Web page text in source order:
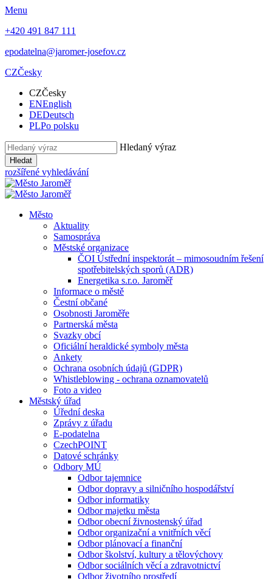
Menu
+420 491 847 111
epodatelna@jaromer-josefov.cz
CZČesky
CZČesky
ENEnglish
DEDeutsch
PLPo polsku
Hledaný výraz
Hledat
rozšířené vyhledávání
Město
Aktuality
Samospráva
Městské organizace
ČOI Ústřední inspektorát – mimosoudním řešení
spotřebitelských sporů (ADR)
Energetika s.r.o. Jaroměř
Informace o městě
Čestní občané
Osobnosti Jaroměře
Partnerská města
Svazky obcí
Oficiální heraldické symboly města
Ankety
Ochrana osobních údajů (GDPR)
Whistleblowing - ochrana oznamovatelů
Foto a video
Městský úřad
Úřední deska
Zprávy z úřadu
E-podatelna
CzechPOINT
Datové schránky
Odbory MÚ
Odbor tajemnice
Odbor dopravy a silničního hospodářství
Odbor informatiky
Odbor majetku města
Odbor obecní živnostenský úřad
Odbor organizační a vnitřních věcí
Odbor plánovací a finanční
Odbor školství, kultury a tělovýchovy
Odbor sociálních věcí a zdravotnictví
Odbor životního prostředí